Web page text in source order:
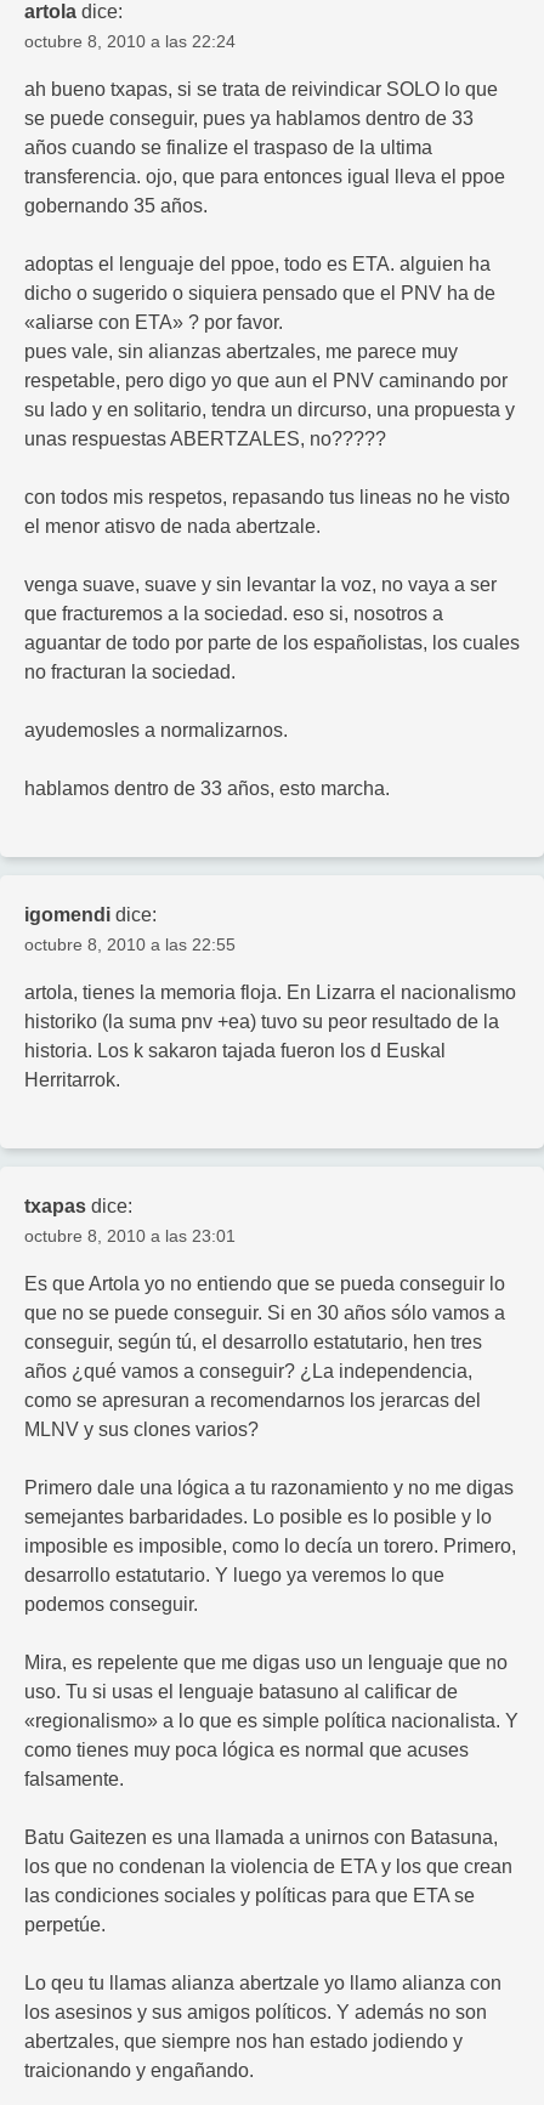
artola dice:
octubre 8, 2010 a las 22:24
ah bueno txapas, si se trata de reivindicar SOLO lo que
se puede conseguir, pues ya hablamos dentro de 33
años cuando se finalize el traspaso de la ultima
transferencia. ojo, que para entonces igual lleva el ppoe
gobernando 35 años.
adoptas el lenguaje del ppoe, todo es ETA. alguien ha
dicho o sugerido o siquiera pensado que el PNV ha de
«aliarse con ETA» ? por favor.
pues vale, sin alianzas abertzales, me parece muy
respetable, pero digo yo que aun el PNV caminando por
su lado y en solitario, tendra un dircurso, una propuesta y
unas respuestas ABERTZALES, no?????
con todos mis respetos, repasando tus lineas no he visto
el menor atisvo de nada abertzale.
venga suave, suave y sin levantar la voz, no vaya a ser
que fracturemos a la sociedad. eso si, nosotros a
aguantar de todo por parte de los españolistas, los cuales
no fracturan la sociedad.
ayudemosles a normalizarnos.
hablamos dentro de 33 años, esto marcha.
igomendi dice:
octubre 8, 2010 a las 22:55
artola, tienes la memoria floja. En Lizarra el nacionalismo
historiko (la suma pnv +ea) tuvo su peor resultado de la
historia. Los k sakaron tajada fueron los d Euskal
Herritarrok.
txapas dice:
octubre 8, 2010 a las 23:01
Es que Artola yo no entiendo que se pueda conseguir lo
que no se puede conseguir. Si en 30 años sólo vamos a
conseguir, según tú, el desarrollo estatutario, hen tres
años ¿qué vamos a conseguir? ¿La independencia,
como se apresuran a recomendarnos los jerarcas del
MLNV y sus clones varios?
Primero dale una lógica a tu razonamiento y no me digas
semejantes barbaridades. Lo posible es lo posible y lo
imposible es imposible, como lo decía un torero. Primero,
desarrollo estatutario. Y luego ya veremos lo que
podemos conseguir.
Mira, es repelente que me digas uso un lenguaje que no
uso. Tu si usas el lenguaje batasuno al calificar de
«regionalismo» a lo que es simple política nacionalista. Y
como tienes muy poca lógica es normal que acuses
falsamente.
Batu Gaitezen es una llamada a unirnos con Batasuna,
los que no condenan la violencia de ETA y los que crean
las condiciones sociales y políticas para que ETA se
perpetúe.
Lo qeu tu llamas alianza abertzale yo llamo alianza con
los asesinos y sus amigos políticos. Y además no son
abertzales, que siempre nos han estado jodiendo y
traicionando y engañando.